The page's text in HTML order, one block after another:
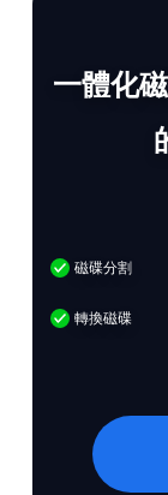
一體化
磁碟分割
轉換磁碟